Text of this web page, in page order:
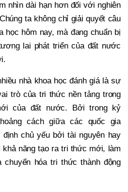
nhìn dài hạn hơn đối với nghiên
ta không chỉ giải quyết câu
học hôm nay, mà đang chuẩn bị
lai phát triển của đất nước
nhà khoa học đánh giá là sự
trò của tri thức nền tảng trong
của đất nước. Bởi trong kỷ
cách giữa các quốc gia
chủ yếu bởi tài nguyên hay
khả năng tạo ra tri thức mới, làm
chuyển hóa tri thức thành động